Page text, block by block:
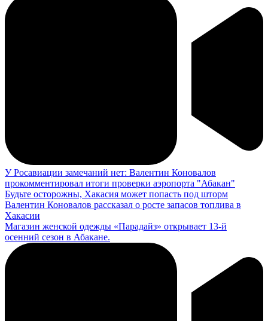
У Росавиации замечаний нет: Валентин Коновалов
прокомментировал итоги проверки аэропорта "Абакан"
Будьте осторожны, Хакасия может попасть под шторм
Валентин Коновалов рассказал о росте запасов топлива в
Хакасии
Магазин женской одежды «Парадайз» открывает 13-й
осенний сезон в Абакане.